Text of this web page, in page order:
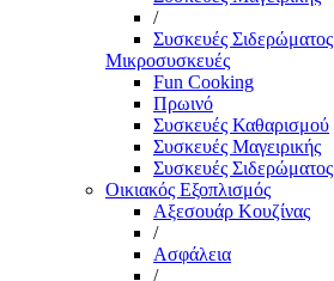
/
Συσκευές Σιδερώματος
Μικροσυσκευές
Fun Cooking
Πρωινό
Συσκευές Καθαρισμού
Συσκευές Μαγειρικής
Συσκευές Σιδερώματος
Οικιακός Εξοπλισμός
Αξεσουάρ Κουζίνας
/
Ασφάλεια
/